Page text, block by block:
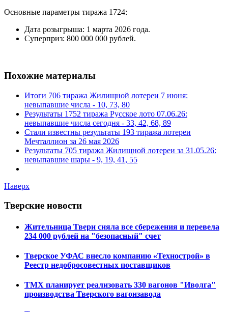
Основные параметры тиража 1724:
Дата розыгрыша: 1 марта 2026 года.
Суперприз: 800 000 000 рублей.
Похожие материалы
Итоги 706 тиража Жилищной лотереи 7 июня:
невыпавшие числа - 10, 73, 80
Результаты 1752 тиража Русское лото 07.06.26:
невыпавшие числа сегодня - 33, 42, 68, 89
Стали известны результаты 193 тиража лотереи
Мечталлион за 26 мая 2026
Результаты 705 тиража Жилищной лотереи за 31.05.26:
невыпавшие шары - 9, 19, 41, 55
Наверх
Тверские новости
Жительница Твери сняла все сбережения и перевела
234 000 рублей на "безопасный" счет
Тверское УФАС внесло компанию «Технострой» в
Реестр недобросовестных поставщиков
ТМХ планирует реализовать 330 вагонов "Иволга"
производства Тверского вагонзавода